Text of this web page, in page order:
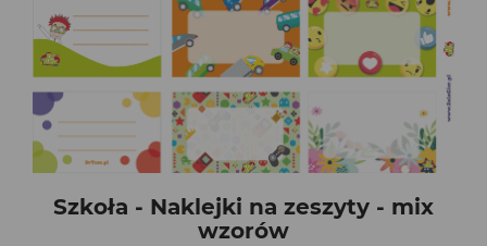
Szkoła - Naklejki na zeszyty - mix
wzorów